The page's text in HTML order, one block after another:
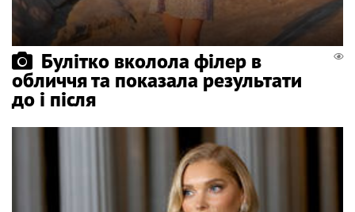
Булітко вколола філер в
обличчя та показала результати
до і після